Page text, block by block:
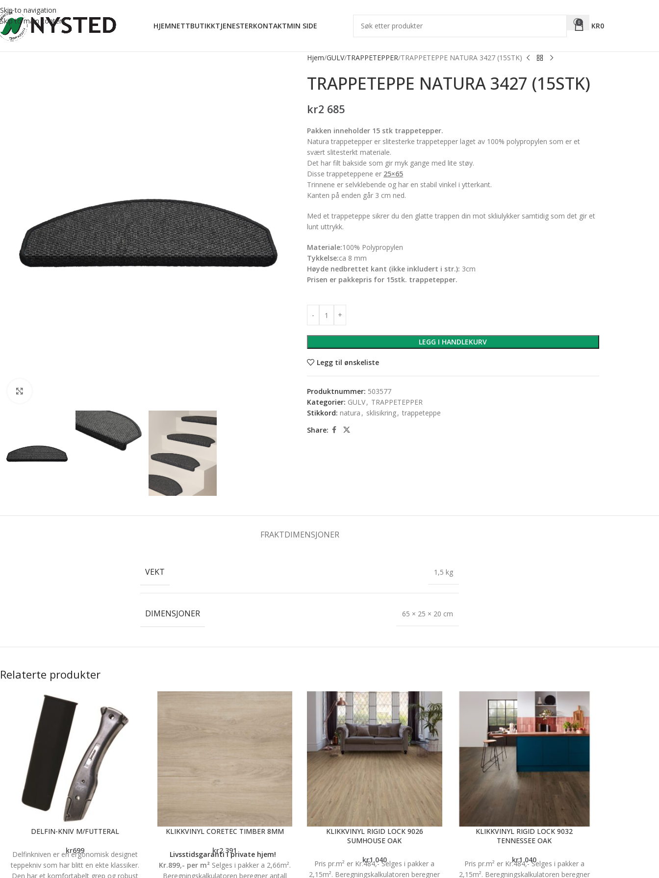
Skip to navigation
Skip to main content
HJEMNETTBUTIKKTJENESTERKONTAKTMIN SIDE 0 KR0
Hjem GULV TRAPPETEPPER TRAPPETEPPE NATURA 3427 (15STK)
TRAPPETEPPE NATURA 3427 (15STK)
kr2 685
Pakken inneholder 15 stk trappetepper.
Natura trappetepper er slitesterke trappetepper laget av 100% polypropylen som er et
svært slitesterkt materiale.
Det har filt bakside som gir myk gange med lite støy.
Disse trappeteppene er 25×65
Trinnene er selvklebende og har en stabil vinkel i ytterkant.
Kanten på enden går 3 cm ned.
Med et trappeteppe sikrer du den glatte trappen din mot skliulykker samtidig som det gir et
lunt uttrykk.
Materiale:100% Polypropylen
Tykkelse:ca 8 mm
Høyde nedbrettet kant (ikke inkludert i str.): 3cm
Prisen er pakkepris for 15stk. trappetepper.
LEGG I HANDLEKURV
Legg til ønskeliste
Produktnummer: 503577
Kategorier: GULV, TRAPPETEPPER
Stikkord: natura , sklisikring, trappeteppe
Share:
FRAKTDIMENSJONER
VEKT 1,5 kg
DIMENSJONER 65 × 25 × 20 cm
Relaterte produkter
DELFIN-KNIV M/FUTTERAL
kr699
Delfinkniven er en ergonomisk designet
teppekniv som har blitt en ekte klassiker.
Den har et komfortabelt grep og robust
KLIKKVINYL CORETEC TIMBER 8MM
kr2 391
Livsstidsgaranti i private hjem!
Kr.899,- per m²Selges i pakker a 2,66m².
Beregningskalkulatoren beregner antall
KLIKKVINYL RIGID LOCK 9026
SUMHOUSE OAK
kr1 040
Pris pr.m² er Kr.484,- Selges i pakker a
2,15m². Beregningskalkulatoren beregner
KLIKKVINYL RIGID LOCK 9032
TENNESSEE OAK
kr1 040
Pris pr.m² er Kr.484,- Selges i pakker a
2,15m². Beregningskalkulatoren beregner